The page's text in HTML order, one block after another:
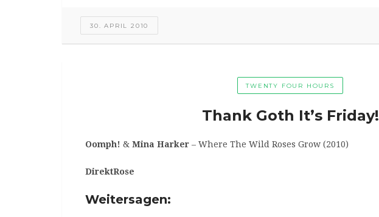
30. APRIL 2010
TWENTY FOUR HOURS
Thank Goth It’s Friday!
Oomph! & Mina Harker– Where The Wild Roses Grow (2010)
DirektRose
Weitersagen: